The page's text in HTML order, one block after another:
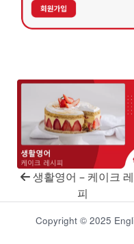
생활영어 – 케이크
피
Copyright © 2025